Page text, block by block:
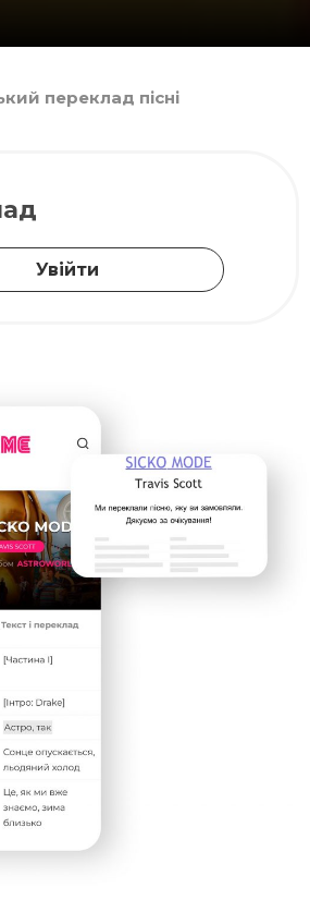
переклад пісні
Увійти